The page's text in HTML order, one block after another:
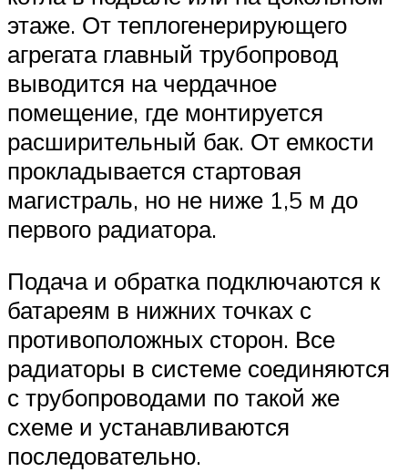
этаже. От теплогенерирующего
агрегата главный трубопровод
выводится на чердачное
помещение, где монтируется
расширительный бак. От емкости
прокладывается стартовая
магистраль, но не ниже 1,5 м до
первого радиатора.
Подача и обратка подключаются к
батареям в нижних точках с
противоположных сторон. Все
радиаторы в системе соединяются
с трубопроводами по такой же
схеме и устанавливаются
последовательно.